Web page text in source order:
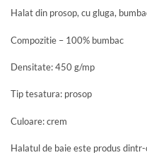
Halat din prosop, cu gluga,
Compozitie – 100% bumbac
Densitate: 450 g/mp
Tip tesatura: prosop
Culoare: crem
Halatul de baie este produs